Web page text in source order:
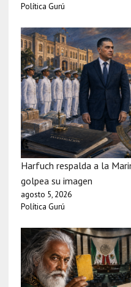
Política Gurú
Harfuch respalda a la
golpea su imagen
agosto 5, 2026
Política Gurú